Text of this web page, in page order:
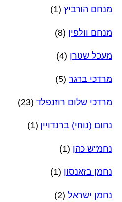
מנחם הורביץ (1)
מנחם וולפין (8)
מעכל שטרן (4)
מרדכי ברגר (5)
מרדכי שלום רוזנפלד (23)
נחום (נוחי) ברנדויין (1)
נחמ"ש כהן (1)
נחמן בזאנסון (1)
נחמן ישראל (2)